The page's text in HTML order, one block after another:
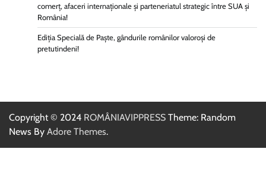
comerț, afaceri internaționale și parteneriatul strategic între SUA și
România!
Ediția Specială de Paște, gândurile românilor valoroși de
pretutindeni!
Copyright © 2024 ROMÂNIAVIPPRESS Theme: Random
News By Adore Themes.